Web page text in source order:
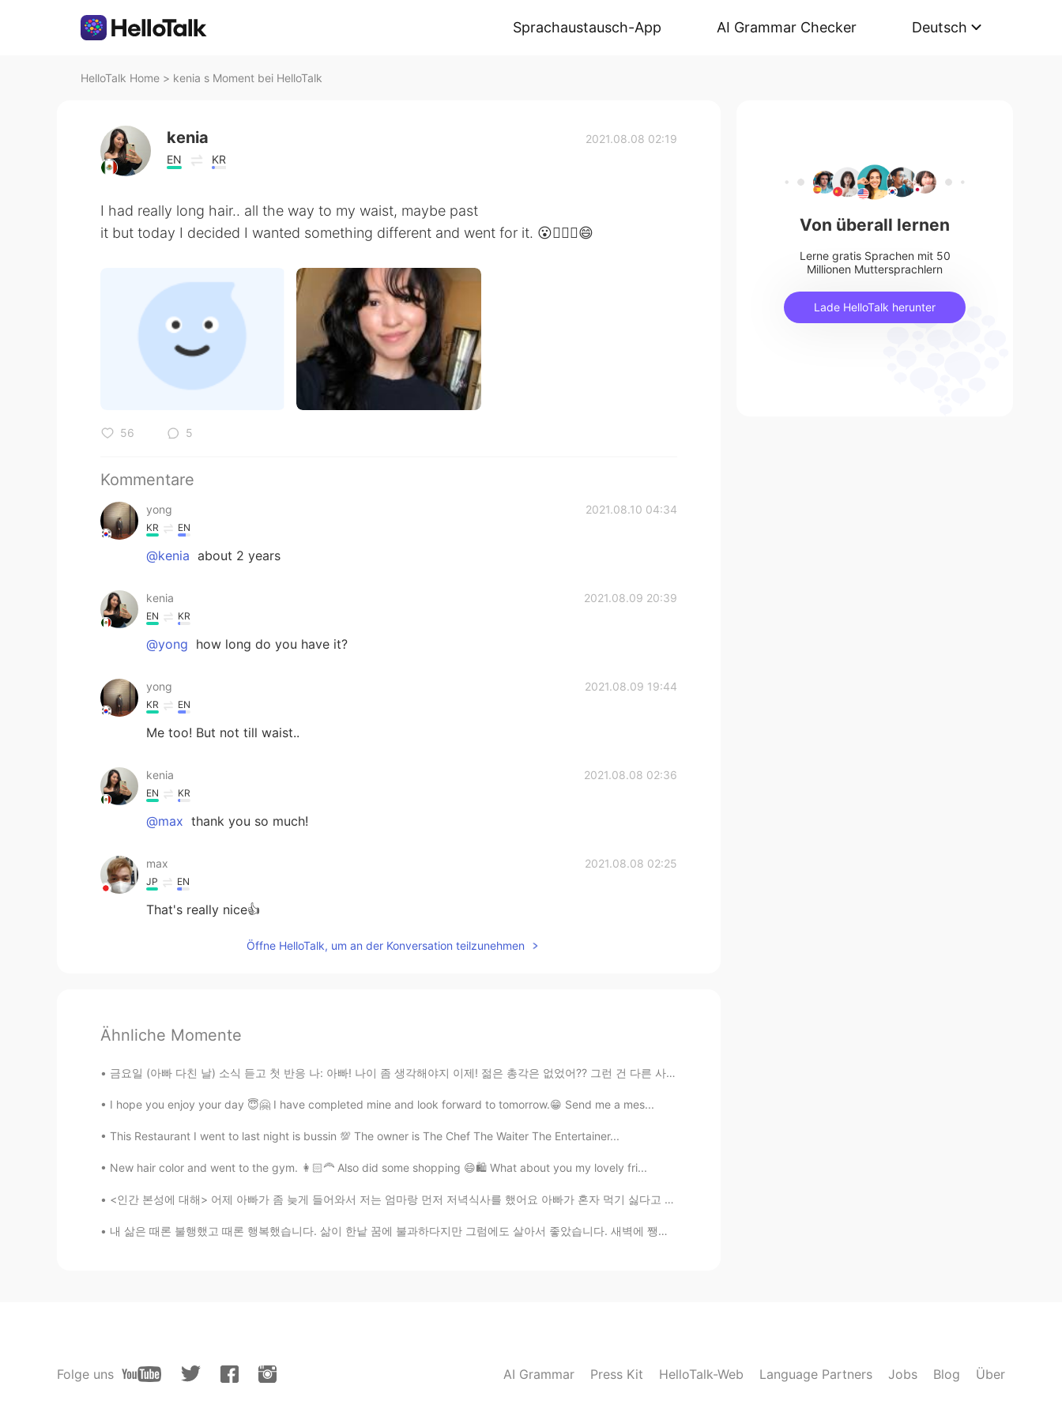
Sprachaustausch-App AI Grammar Checker Deutsch
HelloTalk Home > kenia s Moment bei HelloTalk
kenia
EN KR
2021.08.08 02:19
I had really long hair.. all the way to my waist, maybe past
it but today I decided I wanted something different and went for it. 😮💇🏻‍♀️😄
56 5
Kommentare
yong 2021.08.10 04:34
KR EN
@kenia about 2 years
kenia 2021.08.09 20:39
EN KR
@yong how long do you have it?
yong 2021.08.09 19:44
KR EN
Me too! But not till waist..
kenia 2021.08.08 02:36
EN KR
@max thank you so much!
max 2021.08.08 02:25
JP EN
That's really nice👍
Öffne HelloTalk, um an der Konversation teilzunehmen
Ähnliche Momente
금요일 (아빠 다친 날) 소식 듣고 첫 반응 나: 아빠! 나이 좀 생각해야지 이제! 젊은 총각은 없었어?? 그런 건 다른 사람한테 좀 시키지. 아빠가 그런 걸 왜 해? 아빠...
I hope you enjoy your day 😇🤗 I have completed mine and look forward to tomorrow.😁 Send me a mes...
This Restaurant I went to last night is bussin 💯 The owner is The Chef The Waiter The Entertainer...
New hair color and went to the gym. 👩🏻‍🦰 Also did some shopping 😄🛍 What about you my lovely fri...
<인간 본성에 대해> 어제 아빠가 좀 늦게 들어와서 저는 엄마랑 먼저 저녁식사를 했어요 아빠가 혼자 먹기 싫다고 같이 있어주라고 달래서 아빠가 저녁 먹고 축구 보면서 제가 ...
‪내 삶은 때론 불행했고 때론 행복했습니다. 삶이 한낱 꿈에 불과하다지만 그럼에도 살아서 좋았습니다.‬ ‪새벽에 쨍한 차가운 공기, 꽃이 피기 전 부는 달큰한 바람, 해질...
Von überall lernen
Lerne gratis Sprachen mit 50
Millionen Muttersprachlern
Lade HelloTalk herunter
Folge uns AI Grammar Press Kit HelloTalk-Web Language Partners Jobs Blog Über